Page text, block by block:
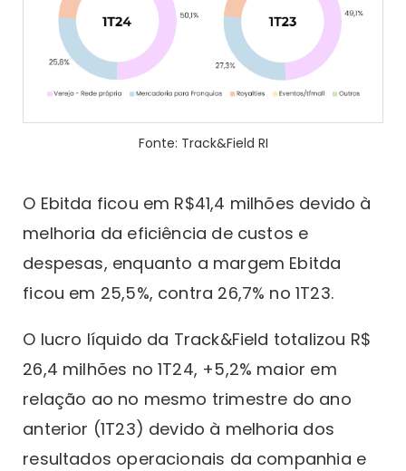
Fonte: Track&Field RI
O Ebitda ficou em R$41,4 milhões devido à
melhoria da eficiência de custos e
despesas, enquanto a margem Ebitda
ficou em 25,5%, contra 26,7% no 1T23.
O lucro líquido da Track&Field totalizou R$
26,4 milhões no 1T24, +5,2% maior em
relação ao no mesmo trimestre do ano
anterior (1T23) devido à melhoria dos
resultados operacionais da companhia e